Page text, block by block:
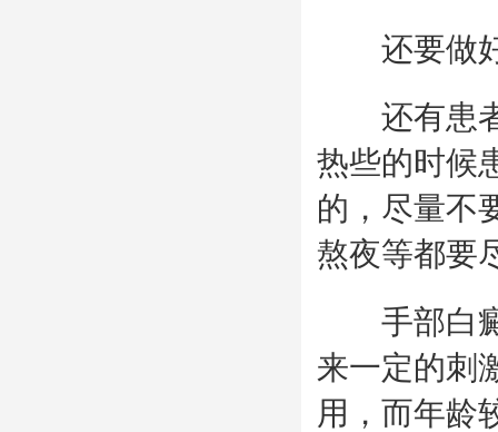
还要做
还有患者
热些的时候
的，尽量不
熬夜等都要
手部白癜
来一定的刺
用，而年龄